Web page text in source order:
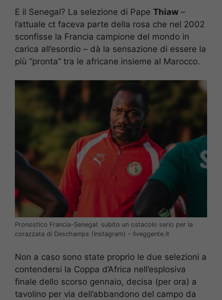
E il Senegal? La selezione di Pape Thiaw –
l’attuale ct faceva parte della rosa che nel 2002
sconfisse la Francia campione del mondo in
carica all’esordio – dà la sensazione di essere la
più “pronta” tra le africane insieme al Marocco.
Pronostico Francia-Senegal: subito un ostacolo serio per la
corazzata di Deschamps (Instagram) – Ilveggente.it
Non a caso sono state proprio le due selezioni a
contendersi la Coppa d’Africa nell’esplosiva
finale dello scorso gennaio, decisa (per ora) a
tavolino per via dell’abbandono del campo da